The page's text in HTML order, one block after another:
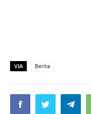
VIA Berita